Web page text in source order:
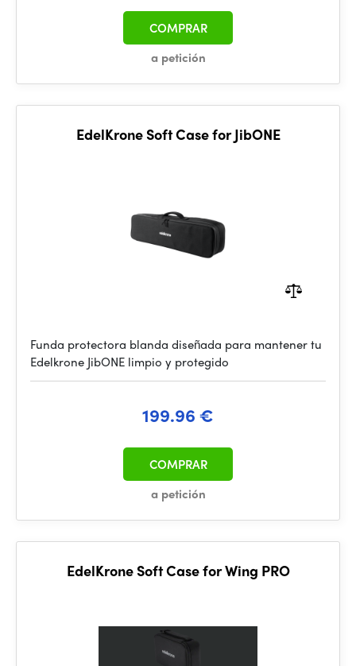
a petición
COMPRAR
EdelKrone Soft Case for JibONE
Funda protectora blanda diseñada para mantener tu
Edelkrone JibONE limpio y protegido
199.96 €
a petición
COMPRAR
EdelKrone Soft Case for Wing PRO